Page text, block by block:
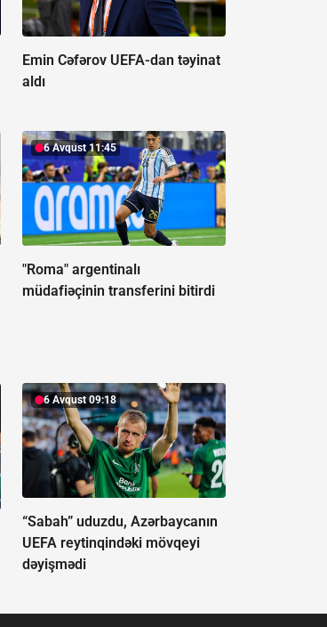
Emin Cəfərov UEFA-dan təyinat
aldı
6 Avqust 11:45
"Roma" argentinalı
müdafiəçinin transferini bitirdi
6 Avqust 09:18
“Sabah” uduzdu, Azərbaycanın
UEFA reytinqindəki mövqeyi
dəyişmədi